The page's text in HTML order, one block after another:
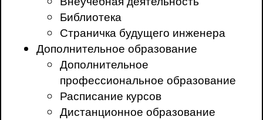
Библиотека
Страничка будущего инженера
Дополнительное образование
Дополнительное
профессиональное образование
Расписание курсов
Дистанционное образование